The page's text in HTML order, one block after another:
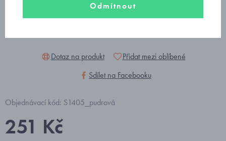
Dotaz na produkt
Přidat mezi oblíbené
Sdílet na Facebooku
Objednávací kód: S1405_pudrová
251 Kč
Odmítnout